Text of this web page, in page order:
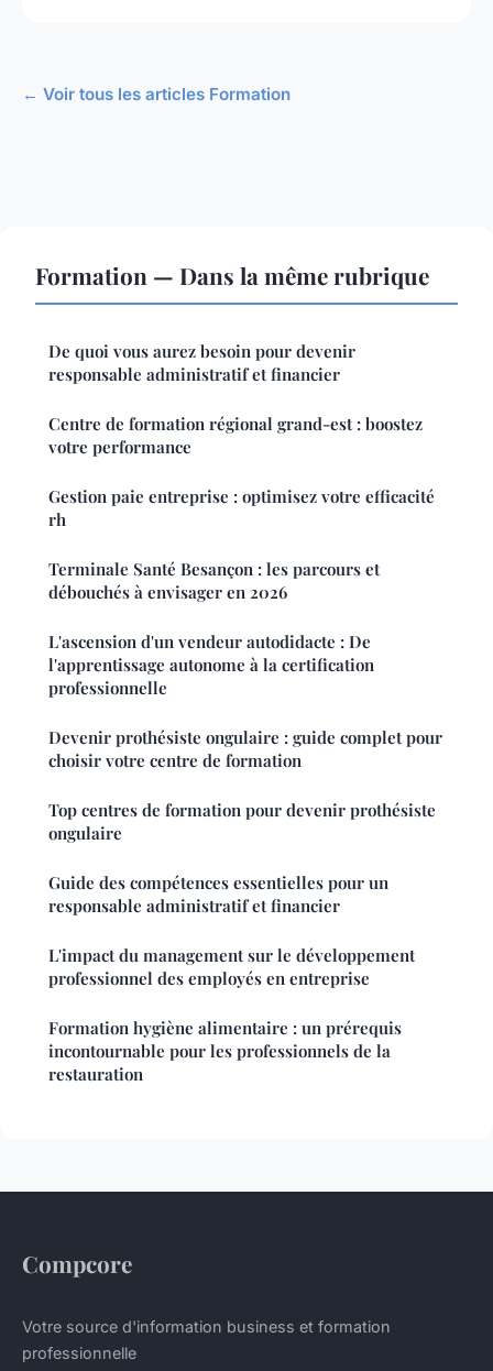
← Voir tous les articles Formation
Formation — Dans la même rubrique
De quoi vous aurez besoin pour devenir
responsable administratif et financier
Centre de formation régional grand-est : boostez
votre performance
Gestion paie entreprise : optimisez votre efficacité
rh
Terminale Santé Besançon : les parcours et
débouchés à envisager en 2026
L'ascension d'un vendeur autodidacte : De
l'apprentissage autonome à la certification
professionnelle
Devenir prothésiste ongulaire : guide complet pour
choisir votre centre de formation
Top centres de formation pour devenir prothésiste
ongulaire
Guide des compétences essentielles pour un
responsable administratif et financier
L'impact du management sur le développement
professionnel des employés en entreprise
Formation hygiène alimentaire : un prérequis
incontournable pour les professionnels de la
restauration
Compcore
Votre source d'information business et formation
professionnelle